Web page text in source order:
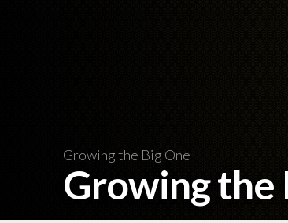
Growing the Big One
Growing the